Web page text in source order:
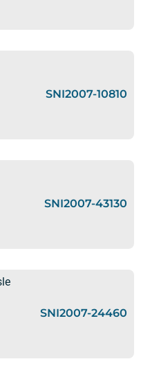
SNI2007-10810
SNI2007-43130
SNI2007-24460